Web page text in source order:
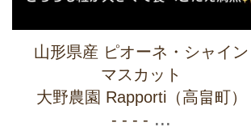
山形県産 ピオーネ・シャイン
マスカット
大野農園 Rapporti（高畠町）
- - - - ...